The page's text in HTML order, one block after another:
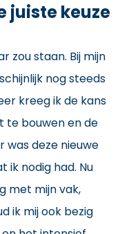
juiste keuze
zou staan. Bij mijn
nog steeds
kreeg ik de kans
te bouwen en de
was deze nieuwe
ik nodig had. Nu
met mijn vak,
ik mij ook bezig